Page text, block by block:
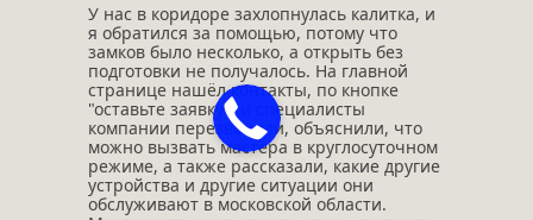
У нас в коридоре захлопнулась калитка, и
я обратился за помощью, потому что
замков было несколько, а открыть без
подготовки не получалось. На главной
странице нашёл контакты, по кнопке
"оставьте заявку", и специалисты
компании перезвонили, объяснили, что
можно вызвать мастера в круглосуточном
режиме, а также рассказали, какие другие
устройства и другие ситуации они
обслуживают в московской области.